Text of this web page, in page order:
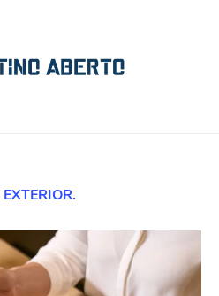
EXTERIOR.